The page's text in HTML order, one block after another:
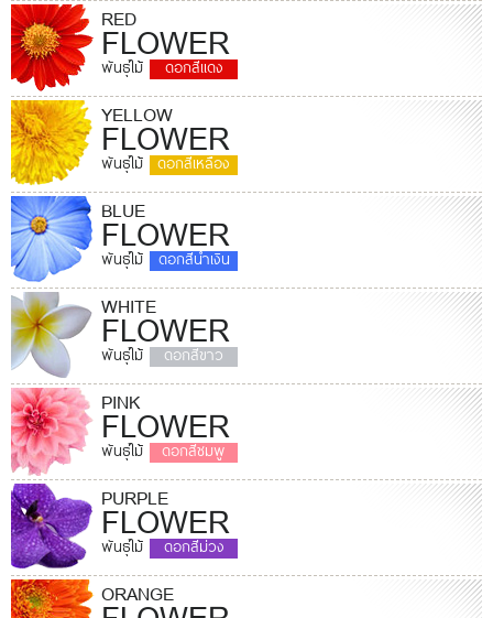
RED
FLOWER
พันธุ์ไม้ ดอกสีแดง
YELLOW
FLOWER
พันธุ์ไม้ ดอกสีเหลือง
BLUE
FLOWER
พันธุ์ไม้ ดอกสีน้ำเงิน
WHITE
FLOWER
พันธุ์ไม้ ดอกสีขาว
PINK
FLOWER
พันธุ์ไม้ ดอกสีชมพู
PURPLE
FLOWER
พันธุ์ไม้ ดอกสีม่วง
ORANGE